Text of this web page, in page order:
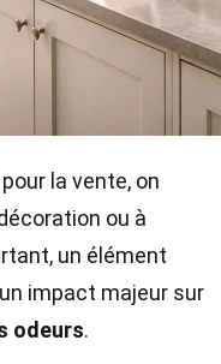
la vente, on
ou à
un élément
impact majeur sur
odeurs.